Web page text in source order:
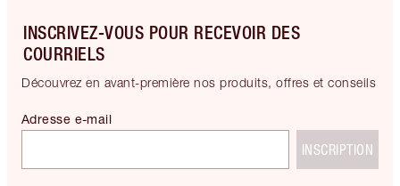
INSCRIVEZ-VOUS POUR RECEVOIR DES
COURRIELS
Découvrez en avant-première nos produits, offres et conseils
Adresse e-mail
INSCRIPTION